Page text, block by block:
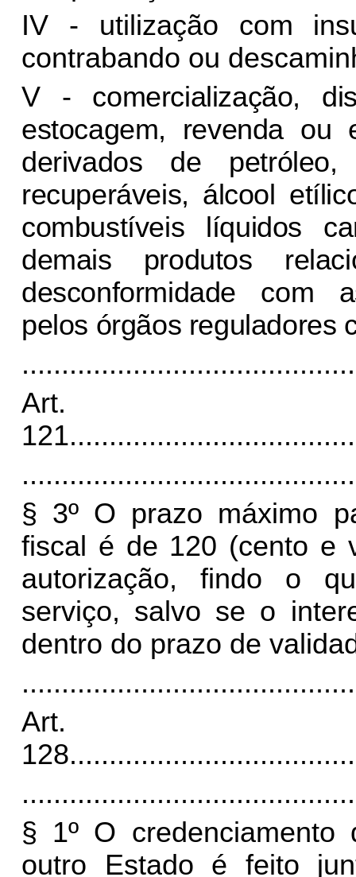
IV - utilização com
contrabando ou
V - comercialização,
estocagem, revenda ou
derivados de
recuperáveis, álcool
combustíveis líquidos
demais produtos
desconformidade com
pelos órgãos reguladores
Art.
121
§ 3º O prazo máximo
fiscal é de 120 (cento e
autorização, findo o
serviço, salvo se o
dentro do prazo de
Art.
128
§ 1º O credenciamento
outro Estado é feito